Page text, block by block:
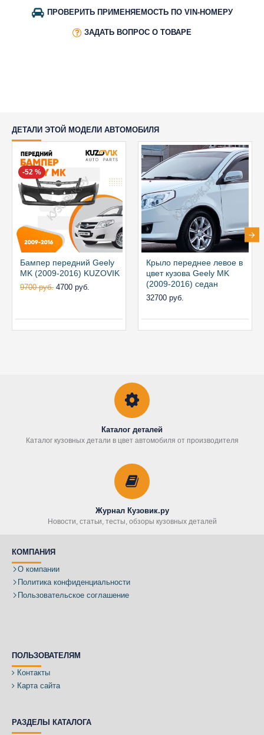
ПРОВЕРИТЬ ПРИМЕНЯЕМОСТЬ ПО VIN-НОМЕРУ
ЗАДАТЬ ВОПРОС О ТОВАРЕ
ДЕТАЛИ ЭТОЙ МОДЕЛИ АВТОМОБИЛЯ
-52 %
Бампер передний Geely
MK (2009-2016) KUZOVIK
9700 руб. 4700 руб.
Крыло переднее левое в
цвет кузова Geely MK
(2009-2016) седан
32700 руб.
Каталог деталей
Каталог кузовных детали в цвет автомобиля от производителя
Журнал Кузовик.ру
Новости, статьи, тесты, обзоры кузовных деталей
КОМПАНИЯ
О компании
Политика конфиденциальности
Пользовательское соглашение
ПОЛЬЗОВАТЕЛЯМ
Контакты
Карта сайта
РАЗДЕЛЫ КАТАЛОГА